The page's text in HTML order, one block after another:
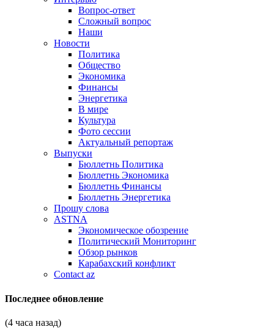
Вопрос-ответ
Сложный вопрос
Наши
Новости
Политика
Общество
Экономика
Финансы
Энергетика
В мире
Культура
Фото сессии
Актуальный репортаж
Выпуски
Бюллетнь Политика
Бюллетнь Экономика
Бюллетнь Финансы
Бюллетнь Энергетика
Прошу слова
ASTNA
Экономическое обозрение
Политический Мониторинг
Обзор рынков
Карабахский конфликт
Contact az
Последнее обновление
(4 часа назад)